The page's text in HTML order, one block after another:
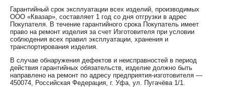
Гарантийный срок эксплуатации всех изделий, производимых
ООО «Квазар», составляет 1 год со дня отгрузки в адрес
Покупателя. В течение гарантийного срока Покупатель имеет
право на ремонт изделия за счет Изготовителя при условии
соблюдения всех правил эксплуатации, хранения и
транспортирования изделия.
В случае обнаружения дефектов и неисправностей в период
действия гарантийных обязательств, изделие должно быть
направлено на ремонт по адресу предприятия-изготовителя —
450074, Российская Федерация, г. Уфа, ул. Пугачёва 1/1.